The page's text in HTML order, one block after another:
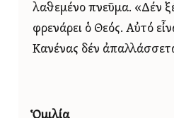
λαθεμένο πνεῦμα. «Δέν
φρενάρει ὁ Θεός. Αὐτό
Κανένας δέν
Ὁμιλία